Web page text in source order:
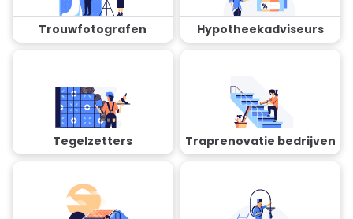
Trouwfotografen Hypotheekadviseurs
Tegelzetters Traprenovatie bedrijven